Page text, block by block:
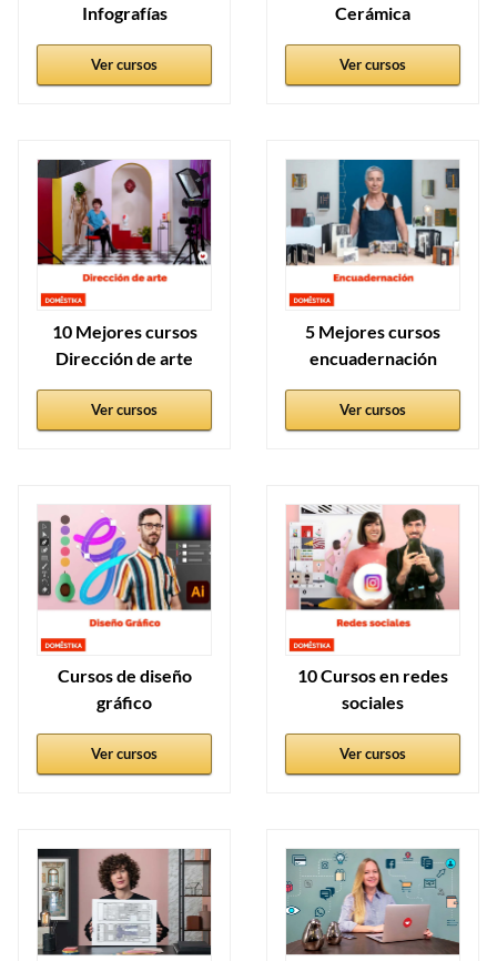
Infografías
Ver cursos
Cerámica
Ver cursos
10 Mejores cursos
Dirección de arte
Ver cursos
5 Mejores cursos
encuadernación
Ver cursos
Cursos de diseño
gráfico
Ver cursos
10 Cursos en redes
sociales
Ver cursos